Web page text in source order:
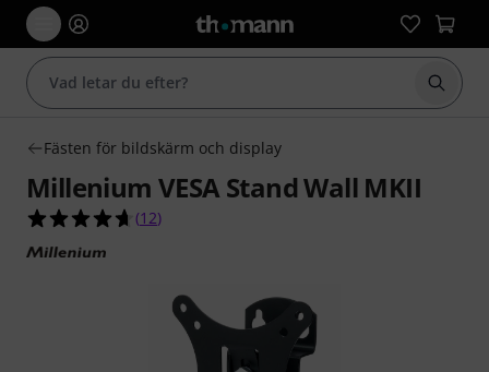
Börja
Fästen för bildskärm och display
Millenium VESA Stand Wall MKII
4.7 av 5 stjärnor från 12 kundbetyg
(12)